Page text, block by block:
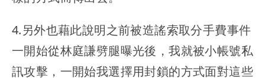
4.另外也藉此說明之前被造謠索取分手費事件
一開始從林庭謙劈腿曝光後，我就被小帳號私
訊攻擊，一開始我選擇用封鎖的方式面對這些